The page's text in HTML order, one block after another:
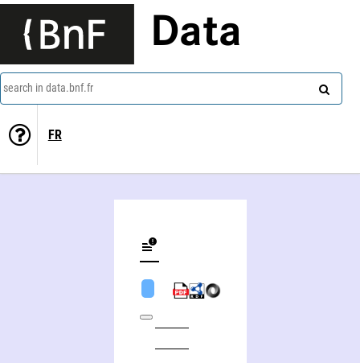
Data
search in data.bnf.fr
FR